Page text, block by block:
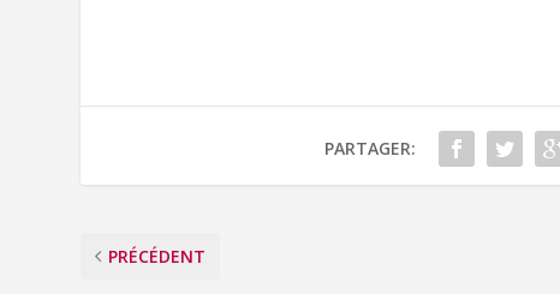
PARTAGER:
PRÉCÉDENT